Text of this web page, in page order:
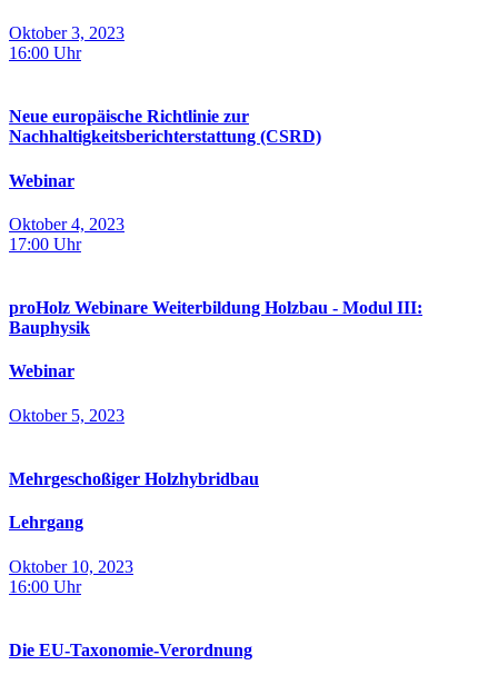
Oktober 3, 2023
16:00 Uhr
Neue europäische Richtlinie zur
Nachhaltigkeitsberichterstattung (CSRD)
Webinar
Oktober 4, 2023
17:00 Uhr
proHolz Webinare Weiterbildung Holzbau - Modul III:
Bauphysik
Webinar
Oktober 5, 2023
Mehrgeschoßiger Holzhybridbau
Lehrgang
Oktober 10, 2023
16:00 Uhr
Die EU-Taxonomie-Verordnung